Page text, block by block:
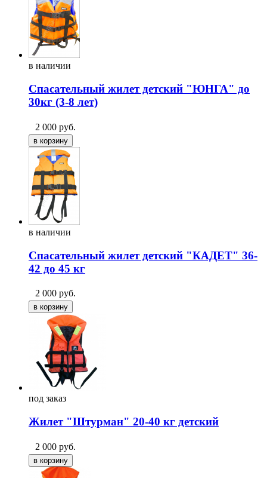
в наличии
Спасательный жилет детский "ЮНГА" до
30кг (3-8 лет)
2 000 руб.
в наличии
Спасательный жилет детский "КАДЕТ" 36-
42 до 45 кг
2 000 руб.
под заказ
Жилет "Штурман" 20-40 кг детский
2 000 руб.